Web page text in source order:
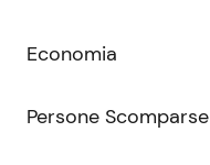
Economia
Persone Scomparse